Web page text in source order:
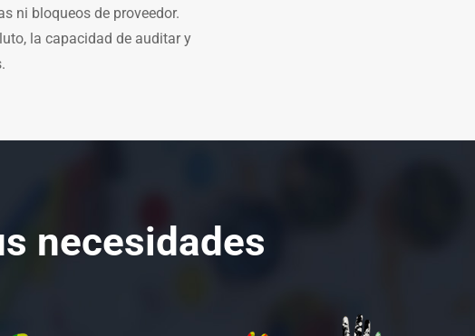
ni bloqueos de proveedor.
la capacidad de auditar y
necesidades